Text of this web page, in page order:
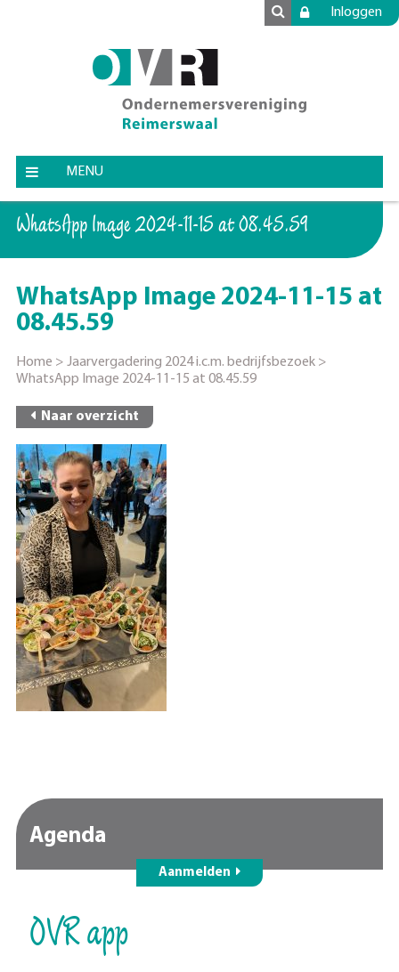
Inloggen
MENU
WhatsApp Image 2024-11-15 at 08.45.59
WhatsApp Image 2024-11-15 at
08.45.59
Home > Jaarvergadering 2024 i.c.m. bedrijfsbezoek>
WhatsApp Image 2024-11-15 at 08.45.59
Naar overzicht
Agenda
Aanmelden
OVR app